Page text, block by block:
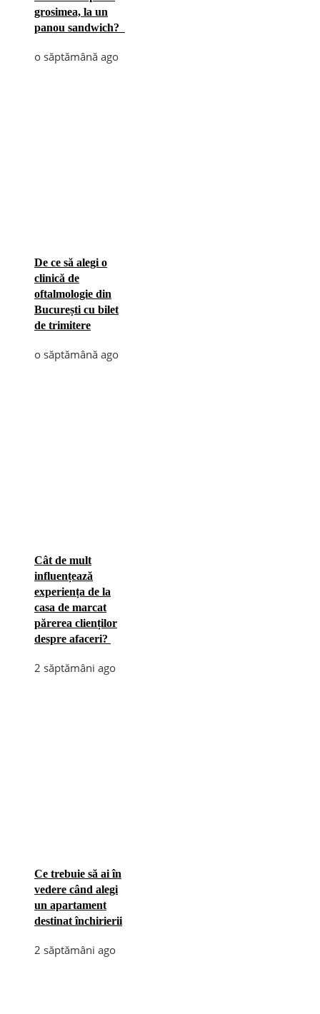
grosimea, la un
panou sandwich?
o săptămână ago
De ce să alegi o
clinică de
oftalmologie din
București cu bilet
de trimitere
o săptămână ago
Cât de mult
influențează
experiența de la
casa de marcat
părerea clienților
despre afaceri?
2 săptămâni ago
Ce trebuie să ai în
vedere când alegi
un apartament
destinat închirierii
2 săptămâni ago